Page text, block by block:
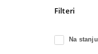
Filteri
Na stanju